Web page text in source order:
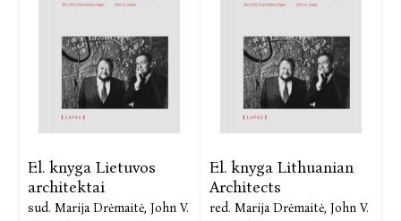
El. knyga Lietuvos
architektai
sud. Marija Drėmaitė, John V.
El. knyga Lithuanian
Architects
red. Marija Drėmaitė, John V.